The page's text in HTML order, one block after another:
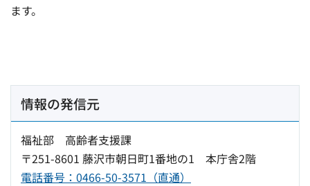
ます。
情報の発信元
福祉部 高齢者支援課
〒251-8601 藤沢市朝日町1番地の1 本庁舎2階
電話番号：0466-50-3571（直通）